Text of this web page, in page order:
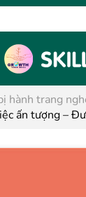
hành trang
ấn tượng –